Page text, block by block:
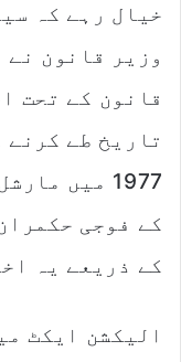
خیال رہے کہ
قانون کے تحت
تاریخ طے
1977 میں
کے فوجی
کے ذریعے یہ
الیکشن ایکٹ